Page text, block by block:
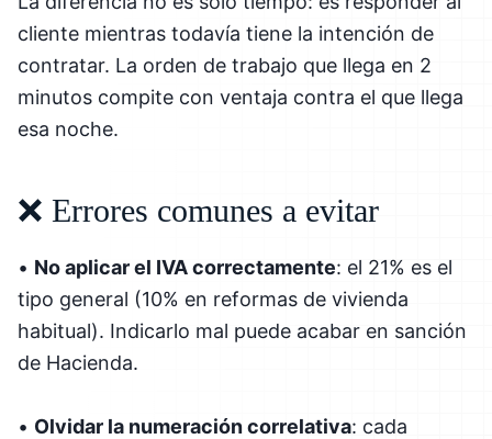
cliente mientras todavía tiene la intención de
contratar. La orden de trabajo que llega en 2
minutos compite con ventaja contra el que llega
esa noche.
❌ Errores comunes a evitar
• No aplicar el IVA correctamente: el 21% es el
tipo general (10% en reformas de vivienda
habitual). Indicarlo mal puede acabar en sanción
de Hacienda.
• Olvidar la numeración correlativa: cada